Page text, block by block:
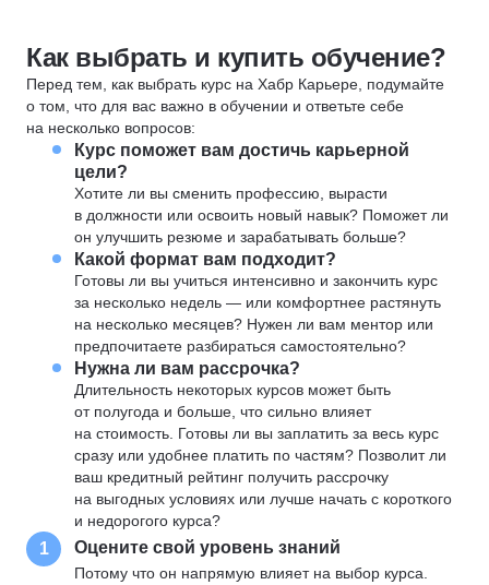
Как выбрать и купить обучение?
Перед тем, как выбрать курс на Хабр Карьере, подумайте
о том, что для вас важно в обучении и ответьте себе
на несколько вопросов:
Курс поможет вам достичь карьерной
цели?
Хотите ли вы сменить профессию, вырасти
в должности или освоить новый навык? Поможет ли
он улучшить резюме и зарабатывать больше?
Какой формат вам подходит?
Готовы ли вы учиться интенсивно и закончить курс
за несколько недель — или комфортнее растянуть
на несколько месяцев? Нужен ли вам ментор или
предпочитаете разбираться самостоятельно?
Нужна ли вам рассрочка?
Длительность некоторых курсов может быть
от полугода и больше, что сильно влияет
на стоимость. Готовы ли вы заплатить за весь курс
сразу или удобнее платить по частям? Позволит ли
ваш кредитный рейтинг получить рассрочку
на выгодных условиях или лучше начать с короткого
и недорогого курса?
1 Оцените свой уровень знаний
Потому что он напрямую влияет на выбор курса.